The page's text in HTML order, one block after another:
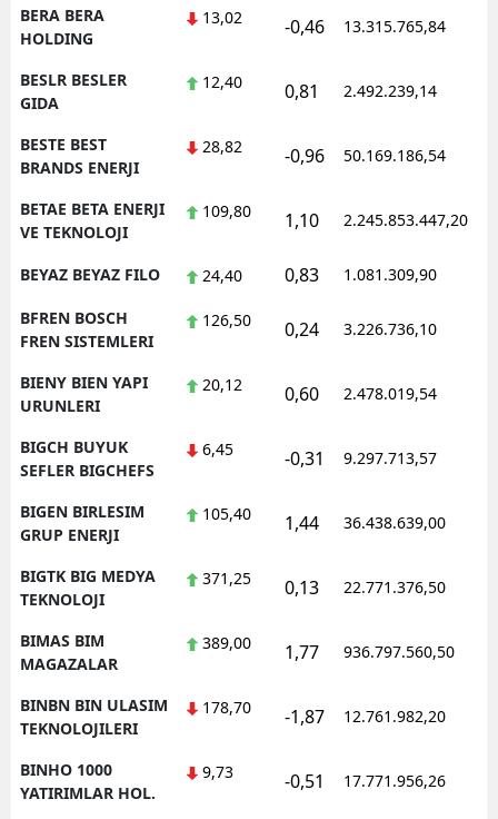
BERA BERA
HOLDING
13,02 -0,46 13.315.765,84
BESLR BESLER
GIDA
12,40 0,81 2.492.239,14
BESTE BEST
BRANDS ENERJI
28,82 -0,96 50.169.186,54
BETAE BETA ENERJI
VE TEKNOLOJI
109,80 1,10 2.245.853.447,20
BEYAZ BEYAZ FILO 24,40 0,83 1.081.309,90
BFREN BOSCH
FREN SISTEMLERI
126,50 0,24 3.226.736,10
BIENY BIEN YAPI
URUNLERI
20,12 0,60 2.478.019,54
BIGCH BUYUK
SEFLER BIGCHEFS
6,45 -0,31 9.297.713,57
BIGEN BIRLESIM
GRUP ENERJI
105,40 1,44 36.438.639,00
BIGTK BIG MEDYA
TEKNOLOJI
371,25 0,13 22.771.376,50
BIMAS BIM
MAGAZALAR
389,00 1,77 936.797.560,50
BINBN BIN ULASIM
TEKNOLOJILERI
178,70 -1,87 12.761.982,20
BINHO 1000
YATIRIMLAR HOL.
9,73 -0,51 17.771.956,26